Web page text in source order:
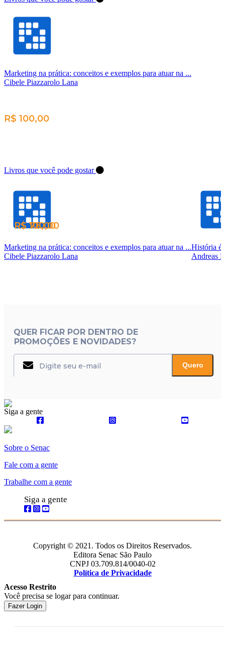
Marketing na prática: conceitos e exemplos para atuar na ...
Cibele Piazzarolo Lana
R$ 100,00
Livros que você pode gostar
Marketing na prática: conceitos e exemplos para atuar na ...
Cibele Piazzarolo Lana
R$ 100,00
História é
Andreas
R$ 78,00
QUER FICAR POR DENTRO DE
PROMOÇÕES E NOVIDADES?
Quero
Siga a gente
Sobre o Senac
Fale com a gente
Trabalhe com a gente
Siga a gente
Copyright © 2021. Todos os Direitos Reservados.
Editora Senac São Paulo
CNPJ 03.709.814/0040-02
Política de Privacidade
Acesso Restrito
Você precisa se logar para continuar.
Fazer Login